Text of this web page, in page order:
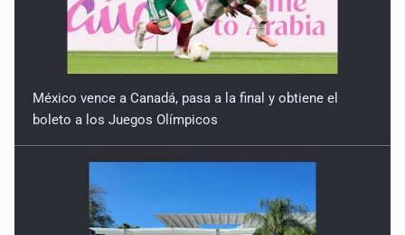
boleto a los Juegos Olímpicos